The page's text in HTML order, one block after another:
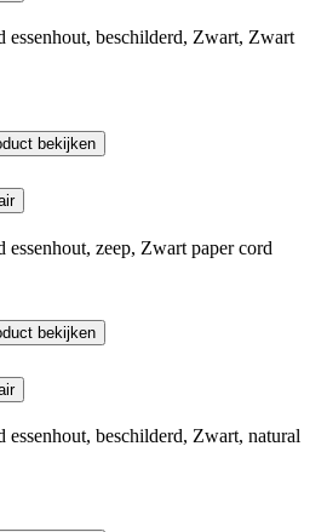
beschilderd, Zwart, Zwart
bekijken
zeep, Zwart paper cord
bekijken
beschilderd, Zwart, natural